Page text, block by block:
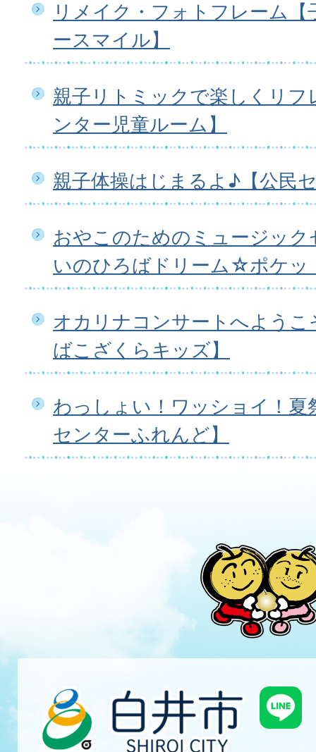
リメイク・フォトフレーム
ースマイル】
親子リトミックで楽しくリフ
ンター児童ルーム】
親子体操はじまるよ♪【公民
おやこのためのミュージッ
いのひろばドリーム☆ポケッ
オカリナコンサートへよう
ばこざくらキッズ】
わっしょい！ワッショイ！夏
センターふれんど】